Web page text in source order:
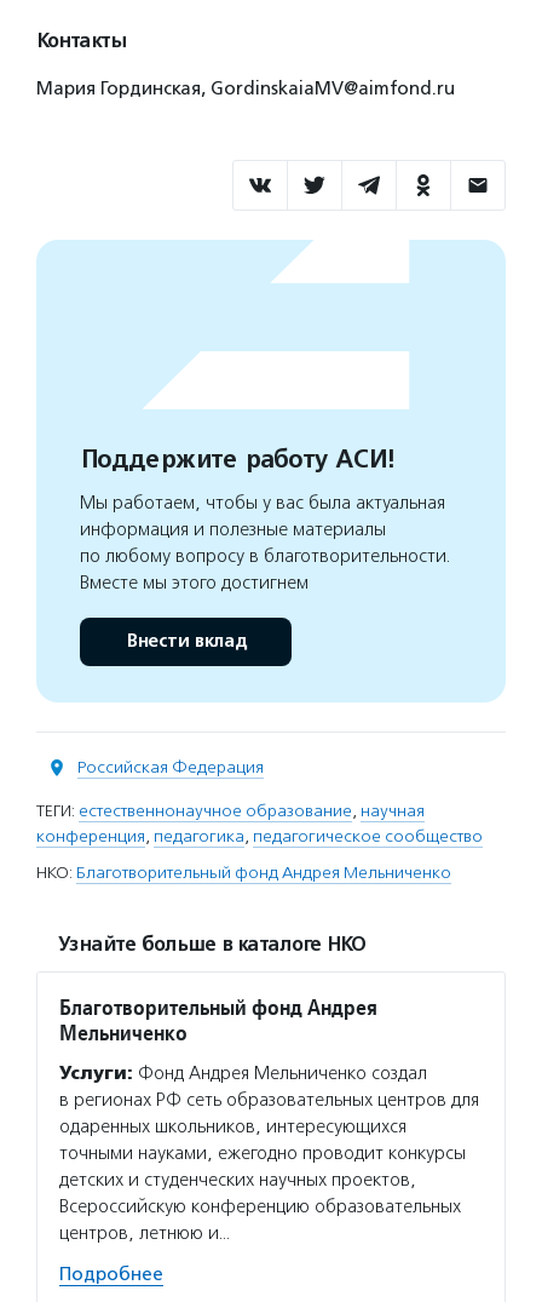
Контакты
Мария Гординская, GordinskaiaMV@aimfond.ru
Поддержите работу АСИ!
Мы работаем, чтобы у вас была актуальная
информация и полезные материалы
по любому вопросу в благотворительности.
Вместе мы этого достигнем
Внести вклад
Российская Федерация
ТЕГИ: естественнонаучное образование, научная
конференция, педагогика, педагогическое сообщество
НКО: Благотворительный фонд Андрея Мельниченко
Узнайте больше в каталоге НКО
Благотворительный фонд Андрея
Мельниченко
Услуги: Фонд Андрея Мельниченко создал
в регионах РФ сеть образовательных центров для
одаренных школьников, интересующихся
точными науками, ежегодно проводит конкурсы
детских и студенческих научных проектов,
Всероссийскую конференцию образовательных
центров, летнюю и…
Подробнее